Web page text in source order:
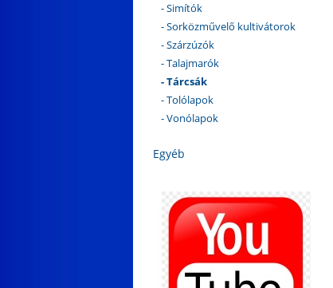
- Simítók
- Sorközművelő kultivátorok
- Szárzúzók
- Talajmarók
- Tárcsák
- Tolólapok
- Vonólapok
Egyéb